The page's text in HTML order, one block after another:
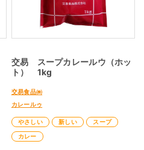
交易 スープカレールウ（ホッ
ト） 1kg
交易食品㈱
カレールゥ
やさしい 新しい
スープ
カレー